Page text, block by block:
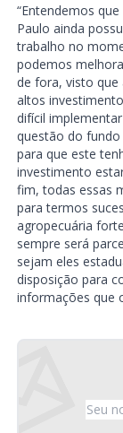
“Entendemos
Paulo ainda
trabalho no
podemos
de fora, visto que
altos
difícil
questão do
para que este
investimento
fim, todas essas
para termos
agropecuária
sempre será
sejam eles
disposição para
informações que